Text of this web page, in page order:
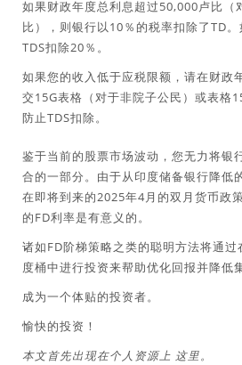
如果财政年度总利息超过50,000卢比（
比），则银行以10％的税率扣除了TD
TDS扣除20％。
如果您的收入低于应税限额，请在财政
交15G表格（对于非院子公民）或表格
防止TDS扣除。
鉴于当前的股票市场波动，您无力将银
合的一部分。由于从印度储备银行降低
在即将到来的2025年4月的双月货币政
的FD利率是有意义的。
诸如FD阶梯策略之类的聪明方法将通
度桶中进行投资来帮助优化回报并降低
成为一个体贴的投资者。
愉快的投资！
本文首先出现在个人资源上 这里。